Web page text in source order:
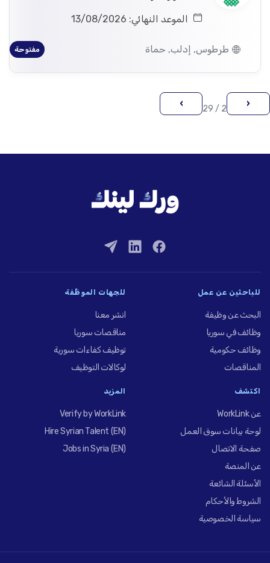
الموعد النهائي: 13/08/2026
طرطوس, إدلب, حماة مفتوحة
‹
2 / 29
›
للباحثين عن عمل
البحث عن وظيفة
وظائف في سوريا
وظائف حكومية
المناقصات
للجهات الموظِّفة
انشر معنا
مناقصات سوريا
توظيف كفاءات سورية
لوكالات التوظيف
اكتشف
عن WorkLink
لوحة بيانات سوق العمل
صفحة الاتصال
عن المنصة
الأسئلة الشائعة
الشروط والأحكام
سياسة الخصوصية
المزيد
Verify by WorkLink
Hire Syrian Talent (EN)
Jobs in Syria (EN)